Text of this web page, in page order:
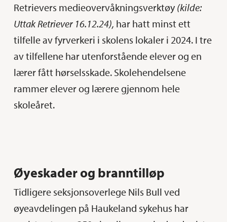
Retrievers medieovervåkningsverktøy (kilde:
Uttak Retriever 16.12.24), har hatt minst ett
tilfelle av fyrverkeri i skolens lokaler i 2024. I tre
av tilfellene har utenforstående elever og en
lærer fått hørselsskade. Skolehendelsene
rammer elever og lærere gjennom hele
skoleåret.
Øyeskader og branntilløp
Tidligere seksjonsoverlege Nils Bull ved
øyeavdelingen på Haukeland sykehus har